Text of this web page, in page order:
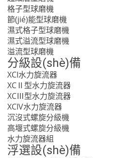
格子型球磨機
節(jié)能型球磨機
濕式格子型球磨機
濕式溢流型球磨機
溢流型球磨機
分級設(shè)備
XCI水力旋流器
XCⅡ型水力旋流器
XCⅢ型水力旋流器
XCIV水力旋流器
沉沒式螺旋分級機
高堰式螺旋分級機
水力旋流器組
浮選設(shè)備